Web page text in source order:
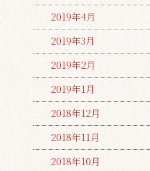
2019年4月
2019年3月
2019年2月
2019年1月
2018年12月
2018年11月
2018年10月